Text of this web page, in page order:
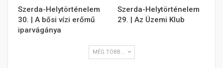
Szerda-Helytörténelem
30. | A bősi vízi erőmű
iparvágánya
Szerda-Helytörténelem
29. | Az Üzemi Klub
MÉG TÖBB...